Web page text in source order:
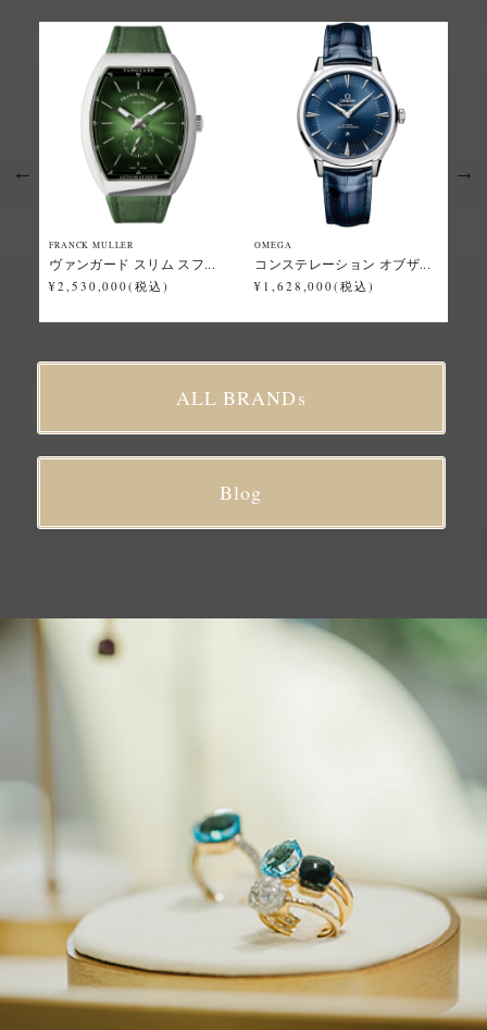
FRANCK MULLER
ヴァンガード スリム スフ...
¥2,530,000(税込)
OMEGA
コンステレーション オブザ...
¥1,628,000(税込)
ALL BRANDs
Blog